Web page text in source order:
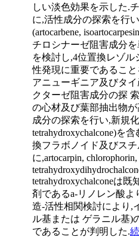
しい淡色効果を示した.
に,活性成分の探索を行
(artocarbene,
チロシナーゼ阻害成分
を検討し,4位置換レゾ
性発現に重要であるこ
アニューギニア及びタ
クターゼ阻害成分の探
の心材及び葉部抽出物
成分の探索を行い,新規
tetrahydroxychalcone)を
換フラボノイド及びス
に,artocarpin,
tetrahydroxychalconeは
剤であるa-リノレン酸
造-活性相関検討により,
ル基または ゲラニル基)
であることが判明した.